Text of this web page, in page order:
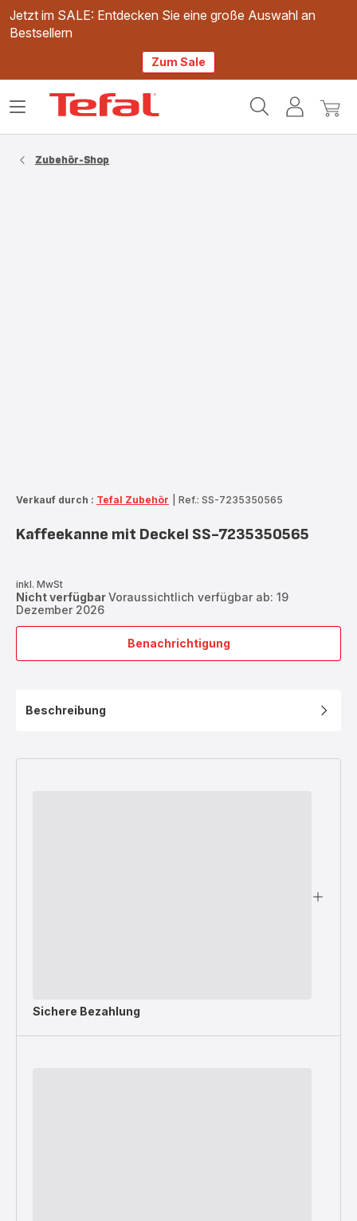
Jetzt im SALE: Entdecken Sie eine große Auswahl an
Bestsellern
Zum Sale
Mein
Mein
Das
Zubehör-Shop
Verkauf durch : Tefal Zubehör Ref.: SS-7235350565
Kaffeekanne mit Deckel SS-7235350565
inkl. MwSt
Nicht verfügbarVoraussichtlich verfügbar ab: 19
Dezember 2026
Benachrichtigung
Kaffeekanne
mit
Beschreibung
Sichere Bezahlung